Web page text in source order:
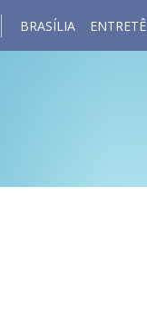
BRASÍLIA ENTRETÊ